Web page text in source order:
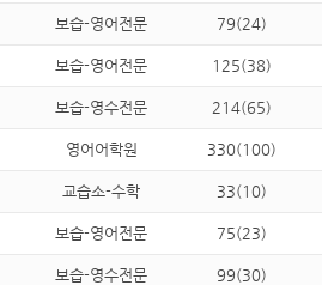
보습-영어전문 79(24)
보습-영어전문 125(38)
보습-영수전문 214(65)
영어어학원 330(100)
교습소-수학 33(10)
보습-영어전문 75(23)
보습-영수전문 99(30)